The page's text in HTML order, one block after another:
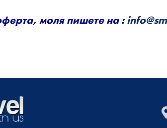
моля пишете на :